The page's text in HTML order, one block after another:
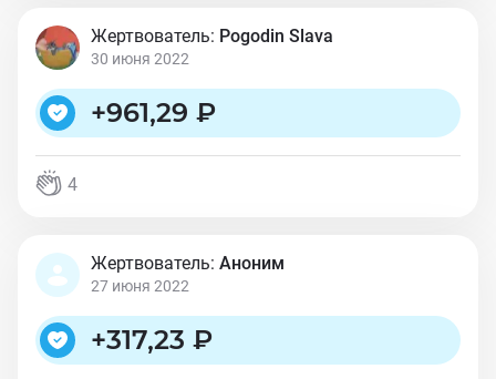
Жертвователь: Pogodin Slava
30 июня 2022
+961,29 ₽
4
Жертвователь: Аноним
27 июня 2022
+317,23 ₽